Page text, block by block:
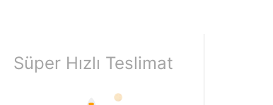
Süper Hızlı Teslimat